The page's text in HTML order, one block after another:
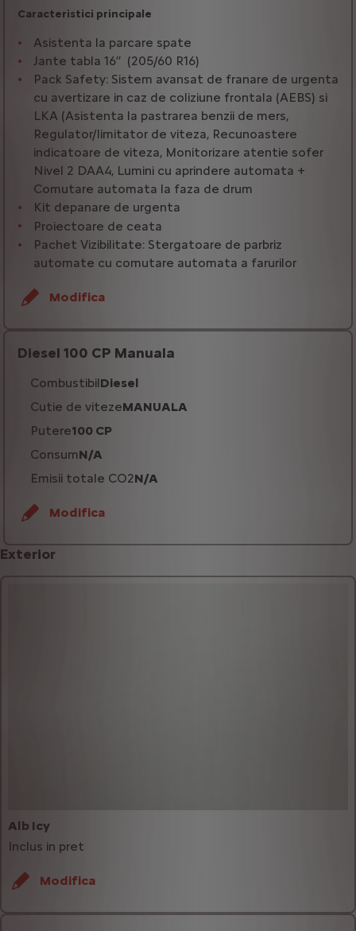
Caracteristici principale
Asistenta la parcare spate
Jante tabla 16’’ (205/60 R16)
Pack Safety: Sistem avansat de franare de urgenta
cu avertizare in caz de coliziune frontala (AEBS) si
LKA (Asistenta la pastrarea benzii de mers,
Regulator/limitator de viteza, Recunoastere
indicatoare de viteza, Monitorizare atentie sofer
Nivel 2 DAA4, Lumini cu aprindere automata +
Comutare automata la faza de drum
Kit depanare de urgenta
Proiectoare de ceata
Pachet Vizibilitate: Stergatoare de parbriz
automate cu comutare automata a farurilor
Modifica
Diesel 100 CP Manuala
CombustibilDiesel
Cutie de vitezeMANUALA
Putere100 CP
ConsumN/A
Emisii totale CO2N/A
Modifica
Exterior
Alb Icy
Inclus in pret
Modifica